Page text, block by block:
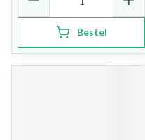
Bestel